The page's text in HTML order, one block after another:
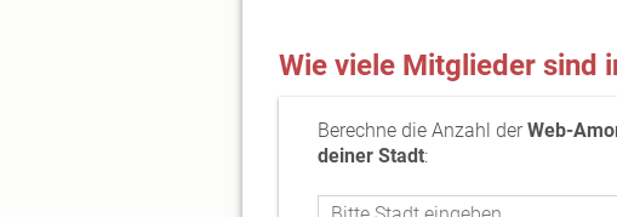
Wie viele Mitglieder sind
Berechne die Anzahl der Web-
deiner Stadt: